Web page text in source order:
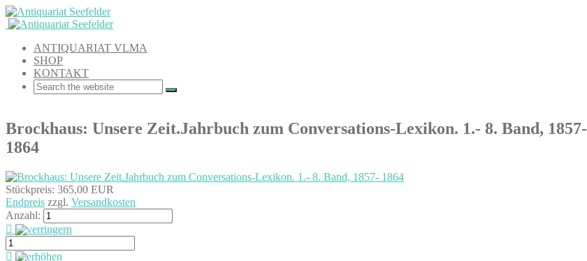
ANTIQUARIAT VLMA
SHOP
KONTAKT
Brockhaus: Unsere Zeit.Jahrbuch zum Conversations-Lexikon. 1.- 8. Band, 1857-
1864
Stückpreis: 365,00 EUR
Endpreis zzgl. Versandkosten
Anzahl: